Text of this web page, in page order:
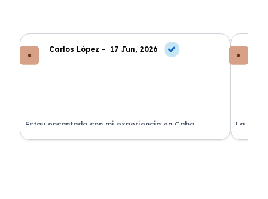
Carlos López - 17 Jun, 2026
Estoy encantado con mi experiencia en Cabo
Renting. El coche llegó en perfectas condiciones y sin
La
de